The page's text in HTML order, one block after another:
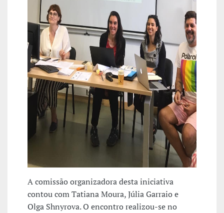
A comissão organizadora desta iniciativa
contou com Tatiana Moura, Júlia Garraio e
Olga Shnyrova. O encontro realizou-se no